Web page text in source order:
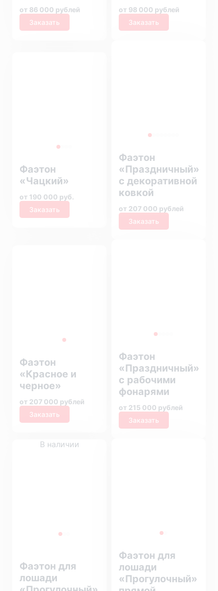
от 86 000 рублей
Заказать
от 98 000 рублей
Заказать
Фаэтон
«Чацкий»
от 190 000 руб.
Заказать
Фаэтон
«Праздничный»
с декоративной
ковкой
от 207 000 рублей
Заказать
Фаэтон
«Красное и
черное»
от 207 000 рублей
Заказать
Фаэтон
«Праздничный»
с рабочими
фонарями
от 215 000 рублей
Заказать
В наличии
Фаэтон для
лошади
Фаэтон для
лошади
«Прогулочный»